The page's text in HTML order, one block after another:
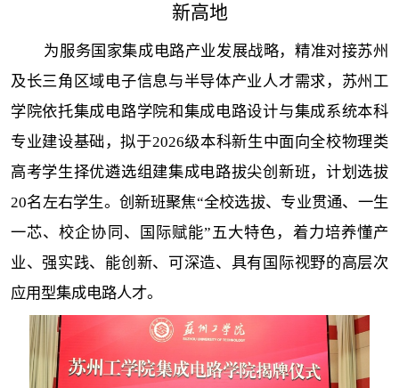
新高地
为服务国家集成电路产业发展战略，精准对接苏州
及长三角区域电子信息与半导体产业人才需求，苏州工
学院依托集成电路学院和集成电路设计与集成系统本科
专业建设基础，拟于2026级本科新生中面向全校物理类
高考学生择优遴选组建集成电路拔尖创新班，计划选拔
20名左右学生。创新班聚焦“全校选拔、专业贯通、一生
一芯、校企协同、国际赋能”五大特色，着力培养懂产
业、强实践、能创新、可深造、具有国际视野的高层次
应用型集成电路人才。